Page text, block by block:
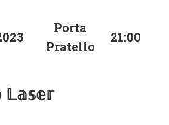
Porta
Pratello
21:00